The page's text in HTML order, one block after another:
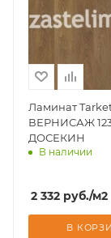
Ламинат
ВЕРНИСАЖ
ДОСЕКИН
В наличии
2 332 руб./м2
В